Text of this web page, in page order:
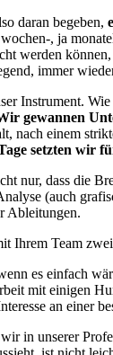
daran begeben,
, ja
werden
immer
Instrument. Wie
gewannen
nach einem
setzten wir
nur, dass die
(auch
Ableitungen.
Ihrem Team
es einfach
mit einigen
an einer
in unserer